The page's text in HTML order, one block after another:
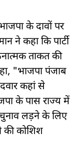
के दावों पर
ने कहा कि पार्टी
ताकत की
"भाजपा पंजाब
कहां से
के पास राज्य में
लड़ने के लिए
की कोशिश